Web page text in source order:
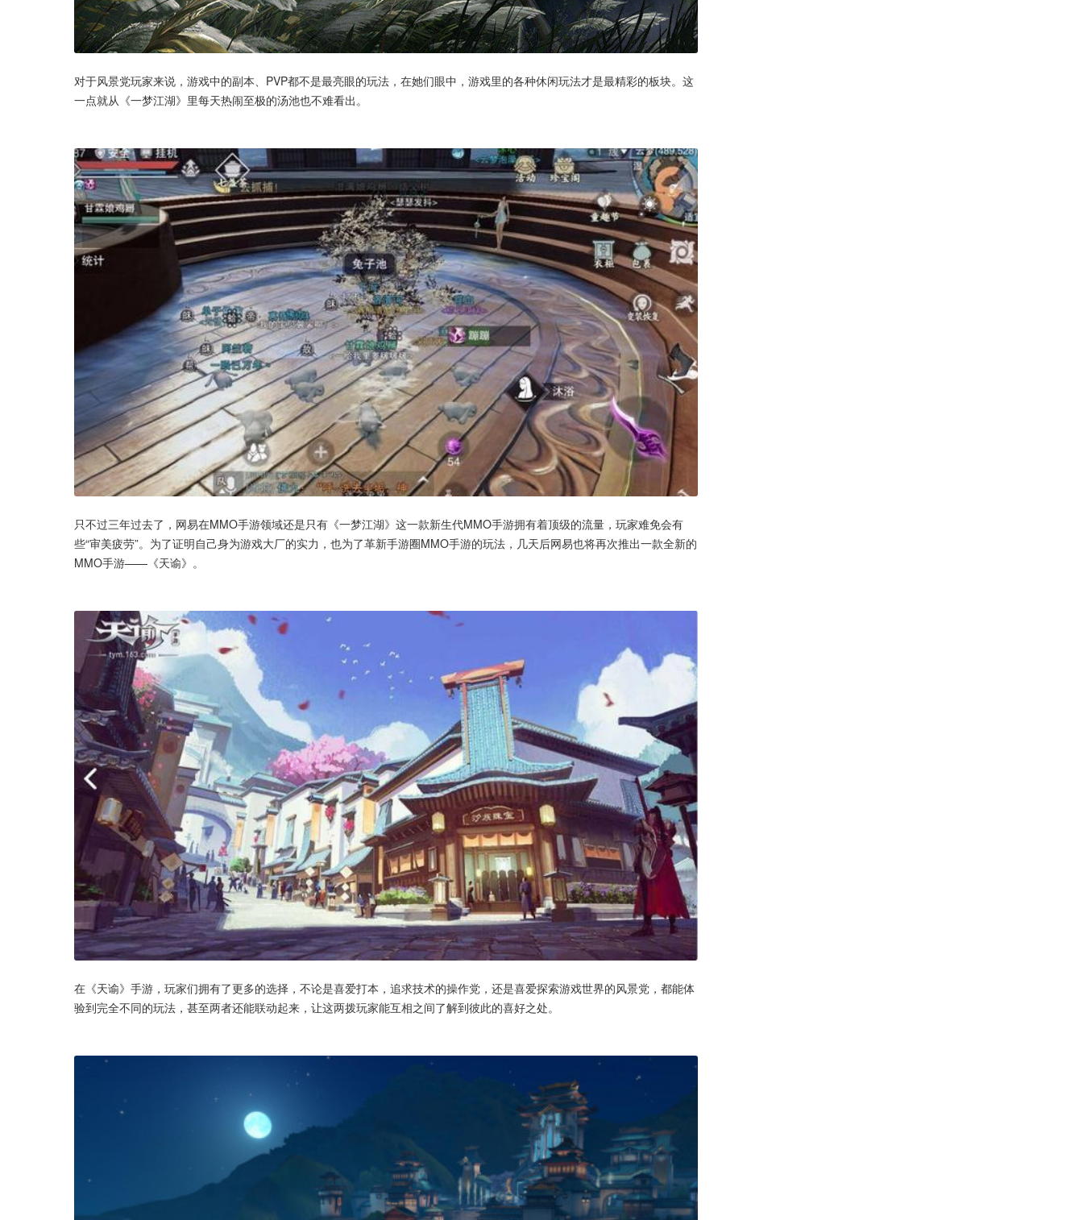
对于风景党玩家来说，游戏中的副本、PVP都不是最亮眼的玩法，在她们眼中，游戏里的各种休闲玩法才是最精彩的板块。这
一点就从《一梦江湖》里每天热闹至极的汤池也不难看出。
只不过三年过去了，网易在MMO手游领域还是只有《一梦江湖》这一款新生代MMO手游拥有着顶级的流量，玩家难免会有
些“审美疲劳”。为了证明自己身为游戏大厂的实力，也为了革新手游圈MMO手游的玩法，几天后网易也将再次推出一款全新的
MMO手游——《天谕》。
在《天谕》手游，玩家们拥有了更多的选择，不论是喜爱打本，追求技术的操作党，还是喜爱探索游戏世界的风景党，都能体
验到完全不同的玩法，甚至两者还能联动起来，让这两拨玩家能互相之间了解到彼此的喜好之处。